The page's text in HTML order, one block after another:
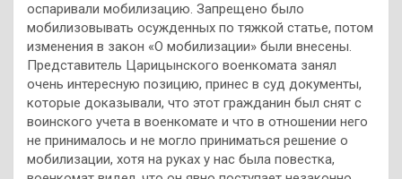
оспаривали мобилизацию. Запрещено было
мобилизовывать осужденных по тяжкой статье, потом
изменения в закон «О мобилизации» были внесены.
Представитель Царицынского военкомата занял
очень интересную позицию, принес в суд документы,
которые доказывали, что этот гражданин был снят с
воинского учета в военкомате и что в отношении него
не принималось и не могло приниматься решение о
мобилизации, хотя на руках у нас была повестка,